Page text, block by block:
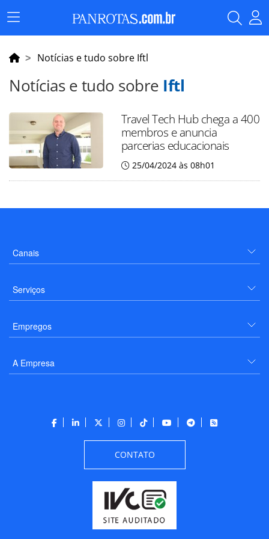
Menu
Principal
Notícias e tudo sobre Iftl
Notícias e tudo sobre Iftl
Travel Tech Hub chega a 400
membros e anuncia
parcerias educacionais
25/04/2024 às 08h01
Canais
Serviços
Empregos
A Empresa
CONTATO